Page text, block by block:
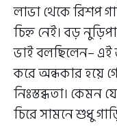
লাভা থেকে রিশপ
চিহ্ন নেই। বড়
ভাই বলছিলেন–
করে অন্ধকার হয়ে
নিঃস্তব্ধতা।
চিরে সামনে শুধু